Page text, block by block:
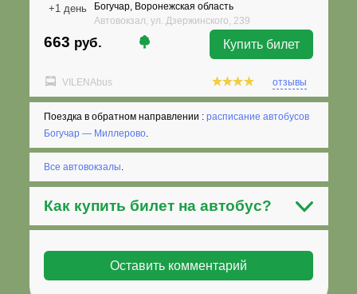
+1 день
Богучар, Воронежская область
Автовокзал, ул. Дзержинского, 239
663 руб. Купить билет
VILENAbus отзывы
Поездка в обратном направлении :расписание автобусов
Богучар — Миллерово
Все автовокзалы
Как купить билет на автобус?